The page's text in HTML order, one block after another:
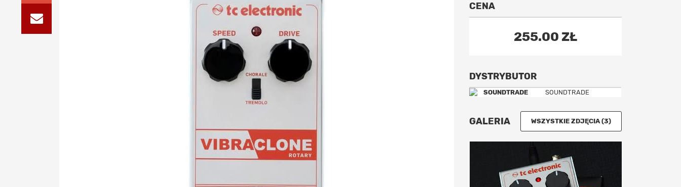
CENA
255.00 ZŁ
DYSTRYBUTOR
SOUNDTRADE
GALERIA WSZYSTKIE ZDJĘCIA (3)